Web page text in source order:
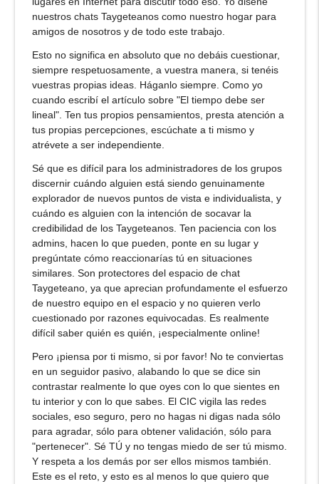
nuestros chats Taygeteanos como nuestro hogar para
amigos de nosotros y de todo este trabajo.
Esto no significa en absoluto que no debáis cuestionar,
siempre respetuosamente, a vuestra manera, si tenéis
vuestras propias ideas. Háganlo siempre. Como yo
cuando escribí el artículo sobre "El tiempo debe ser
lineal". Ten tus propios pensamientos, presta atención a
tus propias percepciones, escúchate a ti mismo y
atrévete a ser independiente.
Sé que es difícil para los administradores de los grupos
discernir cuándo alguien está siendo genuinamente
explorador de nuevos puntos de vista e individualista, y
cuándo es alguien con la intención de socavar la
credibilidad de los Taygeteanos. Ten paciencia con los
admins, hacen lo que pueden, ponte en su lugar y
pregúntate cómo reaccionarías tú en situaciones
similares. Son protectores del espacio de chat
Taygeteano, ya que aprecian profundamente el esfuerzo
de nuestro equipo en el espacio y no quieren verlo
cuestionado por razones equivocadas. Es realmente
difícil saber quién es quién, ¡especialmente online!
Pero ¡piensa por ti mismo, si por favor! No te conviertas
en un seguidor pasivo, alabando lo que se dice sin
contrastar realmente lo que oyes con lo que sientes en
tu interior y con lo que sabes. El CIC vigila las redes
sociales, eso seguro, pero no hagas ni digas nada sólo
para agradar, sólo para obtener validación, sólo para
"pertenecer". Sé TÚ y no tengas miedo de ser tú mismo.
Y respeta a los demás por ser ellos mismos también.
Este es el reto, y esto es al menos lo que quiero que